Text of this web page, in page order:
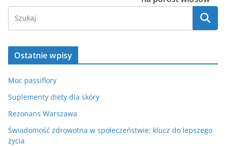
Ostatnie wpisy
Moc passiflory
Suplementy diety dla skóry
Rezonans Warszawa
Świadomość zdrowotna w społeczeństwie: klucz do lepszego
życia